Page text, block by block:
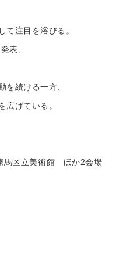
注目を浴びる。
表、
を続ける一方、
広げている。
馬区立美術館 ほか2会場